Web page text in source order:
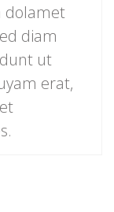
dolamet
diam
ut
erat,